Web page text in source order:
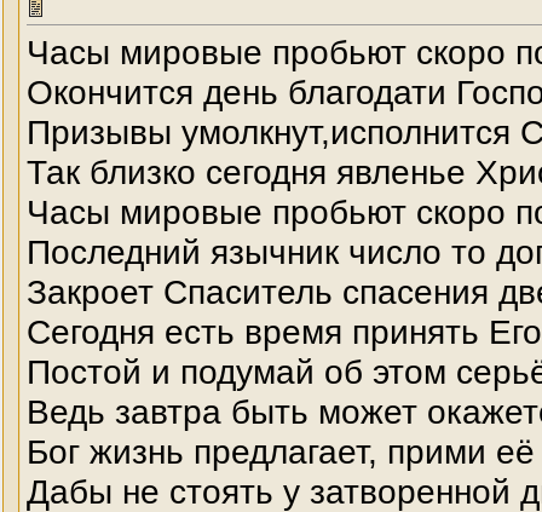
Часы мировые пробьют скоро
Окончится день благодати
Призывы умолкнут,исполнится
Так близко сегодня явленье
Часы мировые пробьют скоро
Последний язычник число то
Закроет Спаситель спасения
Сегодня есть время принять
Постой и подумай об этом
Ведь завтра быть может
Бог жизнь предлагает, прими
Дабы не стоять у затворенной